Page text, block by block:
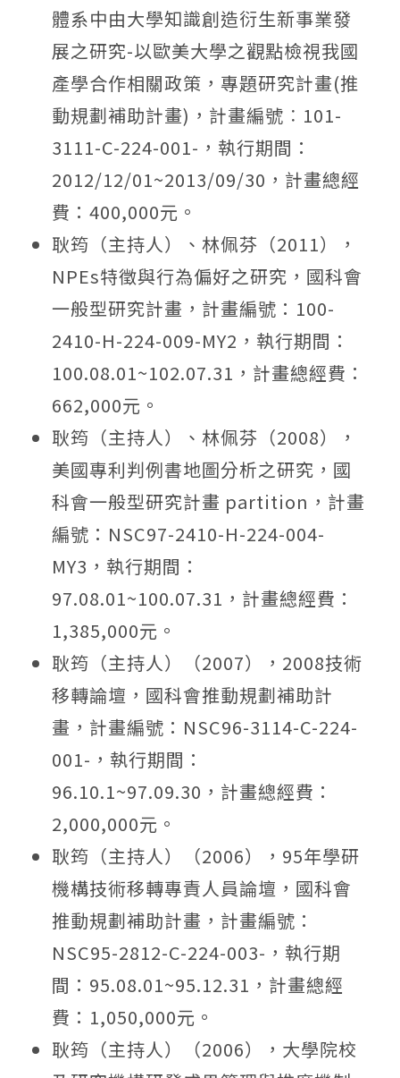
體系中由大學知識創造衍生新事業發
展之研究-以歐美大學之觀點檢視我國
產學合作相關政策，專題研究計畫(推
動規劃補助計畫)，計畫編號︰101-
3111-C-224-001-，執行期間：
2012/12/01~2013/09/30，計畫總經
費：400,000元。
耿筠（主持人）、林佩芬（2011），
NPEs特徵與行為偏好之研究，國科會
一般型研究計畫，計畫編號：100-
2410-H-224-009-MY2，執行期間：
100.08.01~102.07.31，計畫總經費：
662,000元。
耿筠（主持人）、林佩芬（2008），
美國專利判例書地圖分析之研究，國
科會一般型研究計畫 partition，計畫
編號：NSC97-2410-H-224-004-
MY3，執行期間：
97.08.01~100.07.31，計畫總經費：
1,385,000元。
耿筠（主持人）（2007），2008技術
移轉論壇，國科會推動規劃補助計
畫，計畫編號：NSC96-3114-C-224-
001-，執行期間：
96.10.1~97.09.30，計畫總經費：
2,000,000元。
耿筠（主持人）（2006），95年學研
機構技術移轉專責人員論壇，國科會
推動規劃補助計畫，計畫編號：
NSC95-2812-C-224-003-，執行期
間：95.08.01~95.12.31，計畫總經
費：1,050,000元。
耿筠（主持人）（2006），大學院校